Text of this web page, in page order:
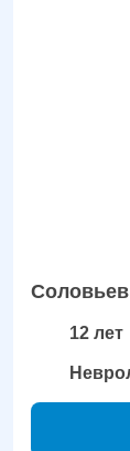
12 лет